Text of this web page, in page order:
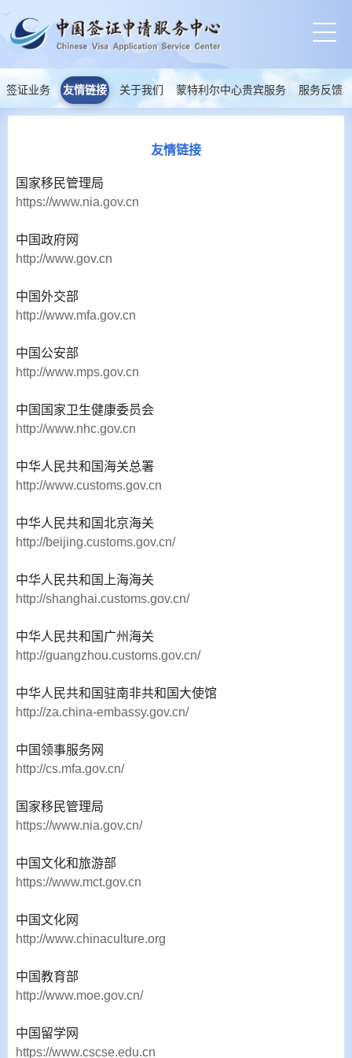
签证业务 友情链接 关于我们 蒙特利尔中心贵宾服务 服务反馈
友情链接
国家移民管理局
https://www.nia.gov.cn
中国政府网
http://www.gov.cn
中国外交部
http://www.mfa.gov.cn
中国公安部
http://www.mps.gov.cn
中国国家卫生健康委员会
http://www.nhc.gov.cn
中华人民共和国海关总署
http://www.customs.gov.cn
中华人民共和国北京海关
http://beijing.customs.gov.cn/
中华人民共和国上海海关
http://shanghai.customs.gov.cn/
中华人民共和国广州海关
http://guangzhou.customs.gov.cn/
中华人民共和国驻南非共和国大使馆
http://za.china-embassy.gov.cn/
中国领事服务网
http://cs.mfa.gov.cn/
国家移民管理局
https://www.nia.gov.cn/
中国文化和旅游部
https://www.mct.gov.cn
中国文化网
http://www.chinaculture.org
中国教育部
http://www.moe.gov.cn/
中国留学网
https://www.cscse.edu.cn